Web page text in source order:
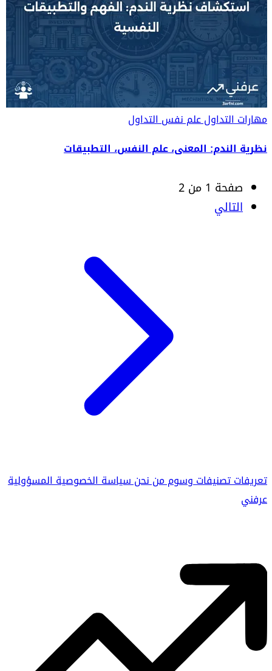
مهارات التداولعلم نفس التداول
نظرية الندم: المعنى، علم النفس، التطبيقات
صفحة 1 من 2
التالي
تعريفاتتصنيفاتوسوممن نحنسياسة الخصوصيةالمسؤولية
عرفني